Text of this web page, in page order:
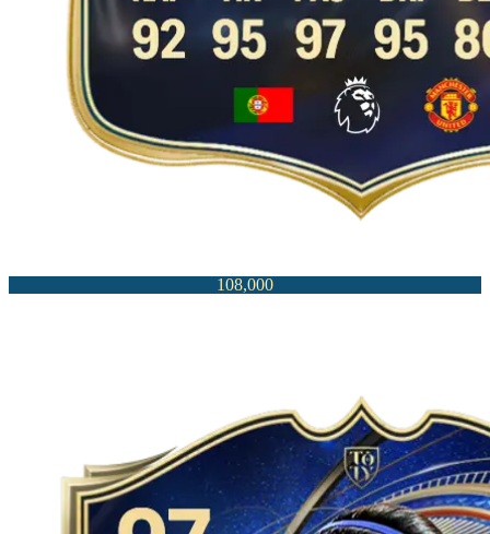
108,000